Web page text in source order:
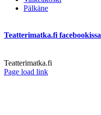
Pälkäne
Teatterimatka.fi facebookissa
Teatterimatka.fi
Facebook
Page load link